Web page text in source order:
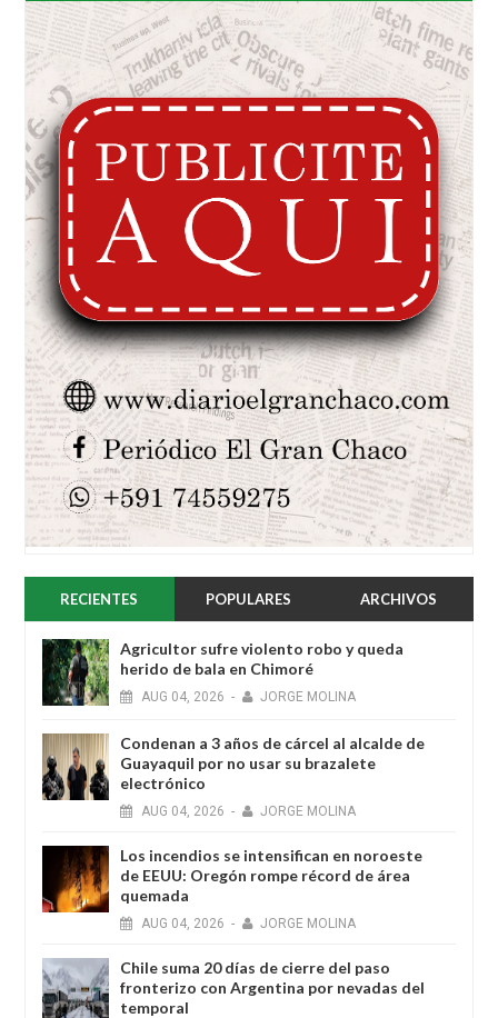
RECIENTES POPULARES ARCHIVOS
Agricultor sufre violento robo y queda
herido de bala en Chimoré
AUG 04, 2026 - JORGE MOLINA
Condenan a 3 años de cárcel al alcalde de
Guayaquil por no usar su brazalete
electrónico
AUG 04, 2026 - JORGE MOLINA
Los incendios se intensifican en noroeste
de EEUU: Oregón rompe récord de área
quemada
AUG 04, 2026 - JORGE MOLINA
Chile suma 20 días de cierre del paso
fronterizo con Argentina por nevadas del
temporal